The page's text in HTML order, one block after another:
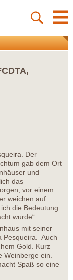
Der
gab dem Ort
und
das
vor einem
weichen auf
die Bedeutung
wurde“.
mit seiner
Pesqueira. Auch
Gold. Kurz
Weinberge ein.
Spaß so eine